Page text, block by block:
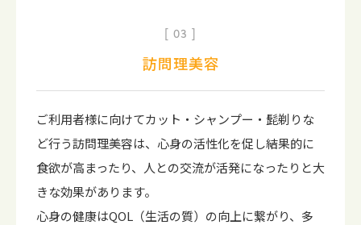
03
訪問理美容
ご利用者様に向けてカット・シャンプー・髭剃りな
ど行う訪問理美容は、心身の活性化を促し結果的に
食欲が高まったり、人との交流が活発になったりと大
きな効果があります。
心身の健康はQOL（生活の質）の向上に繋がり、多